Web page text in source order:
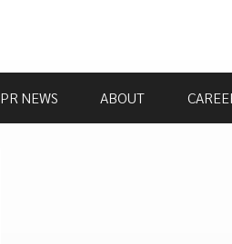
PR NEWS ABOUT